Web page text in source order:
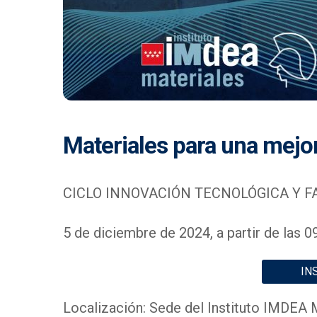
Materiales para una
CICLO INNOVACIÓN TECNOLÓGICA Y
5 de diciembre de 2024, a partir de las
Localización: Sede del Instituto IMDEA